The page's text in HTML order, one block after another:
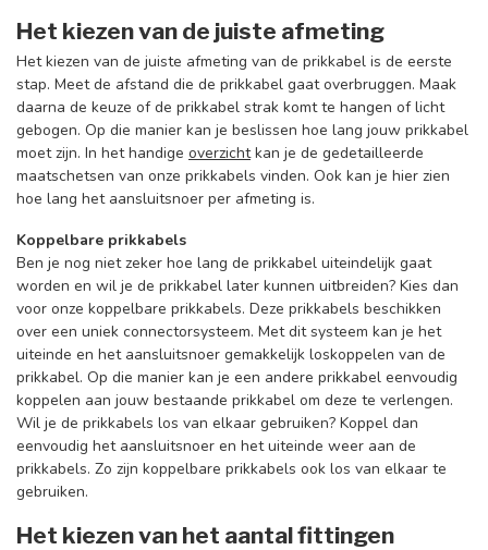
Het kiezen van de juiste afmeting
Het kiezen van de juiste afmeting van de prikkabel is de eerste
stap. Meet de afstand die de prikkabel gaat overbruggen. Maak
daarna de keuze of de prikkabel strak komt te hangen of licht
gebogen. Op die manier kan je beslissen hoe lang jouw prikkabel
moet zijn. In het handige overzichtkan je de gedetailleerde
maatschetsen van onze prikkabels vinden. Ook kan je hier zien
hoe lang het aansluitsnoer per afmeting is.
Koppelbare prikkabels
Ben je nog niet zeker hoe lang de prikkabel uiteindelijk gaat
worden en wil je de prikkabel later kunnen uitbreiden? Kies dan
voor onze koppelbare prikkabels. Deze prikkabels beschikken
over een uniek connectorsysteem. Met dit systeem kan je het
uiteinde en het aansluitsnoer gemakkelijk loskoppelen van de
prikkabel. Op die manier kan je een andere prikkabel eenvoudig
koppelen aan jouw bestaande prikkabel om deze te verlengen.
Wil je de prikkabels los van elkaar gebruiken? Koppel dan
eenvoudig het aansluitsnoer en het uiteinde weer aan de
prikkabels. Zo zijn koppelbare prikkabels ook los van elkaar te
gebruiken.
Het kiezen van het aantal fittingen